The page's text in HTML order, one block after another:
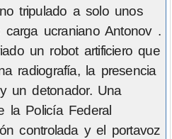
tripulado a solo unos
ucraniano Antonov .
un robot artificiero que
radiografía, la presencia
un detonador. Una
la Policía Federal
controlada y el portavoz